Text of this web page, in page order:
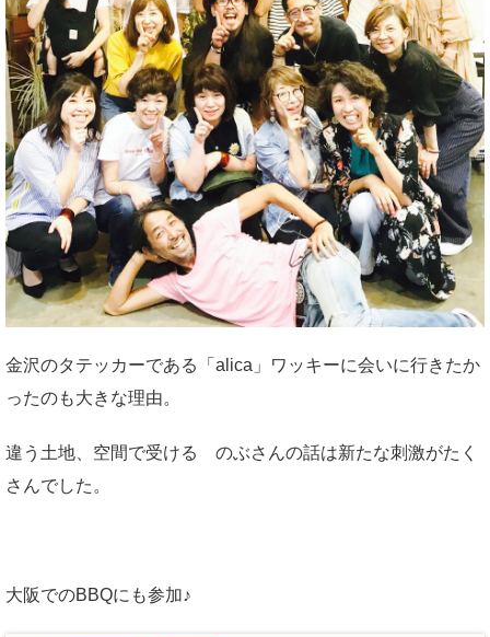
金沢のタテッカーである「alica」ワッキーに会いに行きたか
ったのも大きな理由。
違う土地、空間で受ける のぶさんの話は新たな刺激がたく
さんでした。
大阪でのBBQにも参加♪